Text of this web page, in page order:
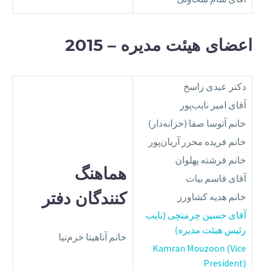
اعضای هیئت مدیره – 2015
دکتر عبدی راسخ
آقای امیر نایب‌پور
خانم آتوسا صفا (خزانه‌دار)
خانم فریده محرر آریان‌پور
خانم فرشته پهلوان
آقای قاسم بیات
خانم هدیه کشاورز
آقای حسین چرمتچی (نایب
رئیس هیئت مدیره)
Kamran Mouzoon (Vice
President)
هماهنگ‌
کنندگان دفتر
خانم آناهیتا خرم‌نیا